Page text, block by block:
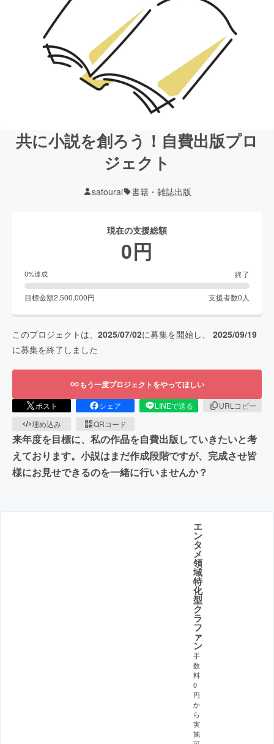
共に小説を創ろう！自費出版プロ
ジェクト
satourai 書籍・雑誌出版
現在の支援総額
0円
0%達成 終了
目標金額2,500,000円 支援者数0 人
このプロジェクトは、 2025/07/02に募集を開始し、 2025/09/19
に募集を終了しました
もう一度プロジェクトをやってほしい
ポスト シェア LINEで送る
URLコピー
埋め込み
QRコード
来年度を目標に、私の作品を自費出版していきたいと考
えております。小説はまだ作成段階ですが、完成させ皆
様にお見せできるのを一緒に行いませんか？
エ
ン
タ
メ
領
域
特
化
型
ク
ラ
フ
ァ
ン
手
数
料
0
円
か
ら
実
施